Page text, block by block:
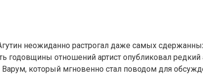
неожиданно растрогал даже самых
годовщины отношений артист опубликовал
который мгновенно стал поводом для